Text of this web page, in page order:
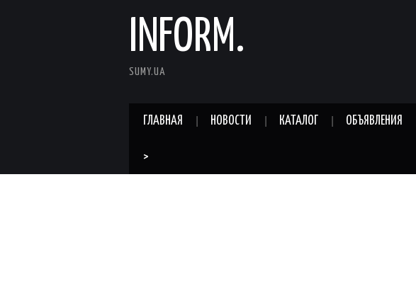
INFORM.
SUMY.UA
ГЛАВНАЯ НОВОСТИ КАТАЛОГ ОБЪЯВЛЕНИЯ
>